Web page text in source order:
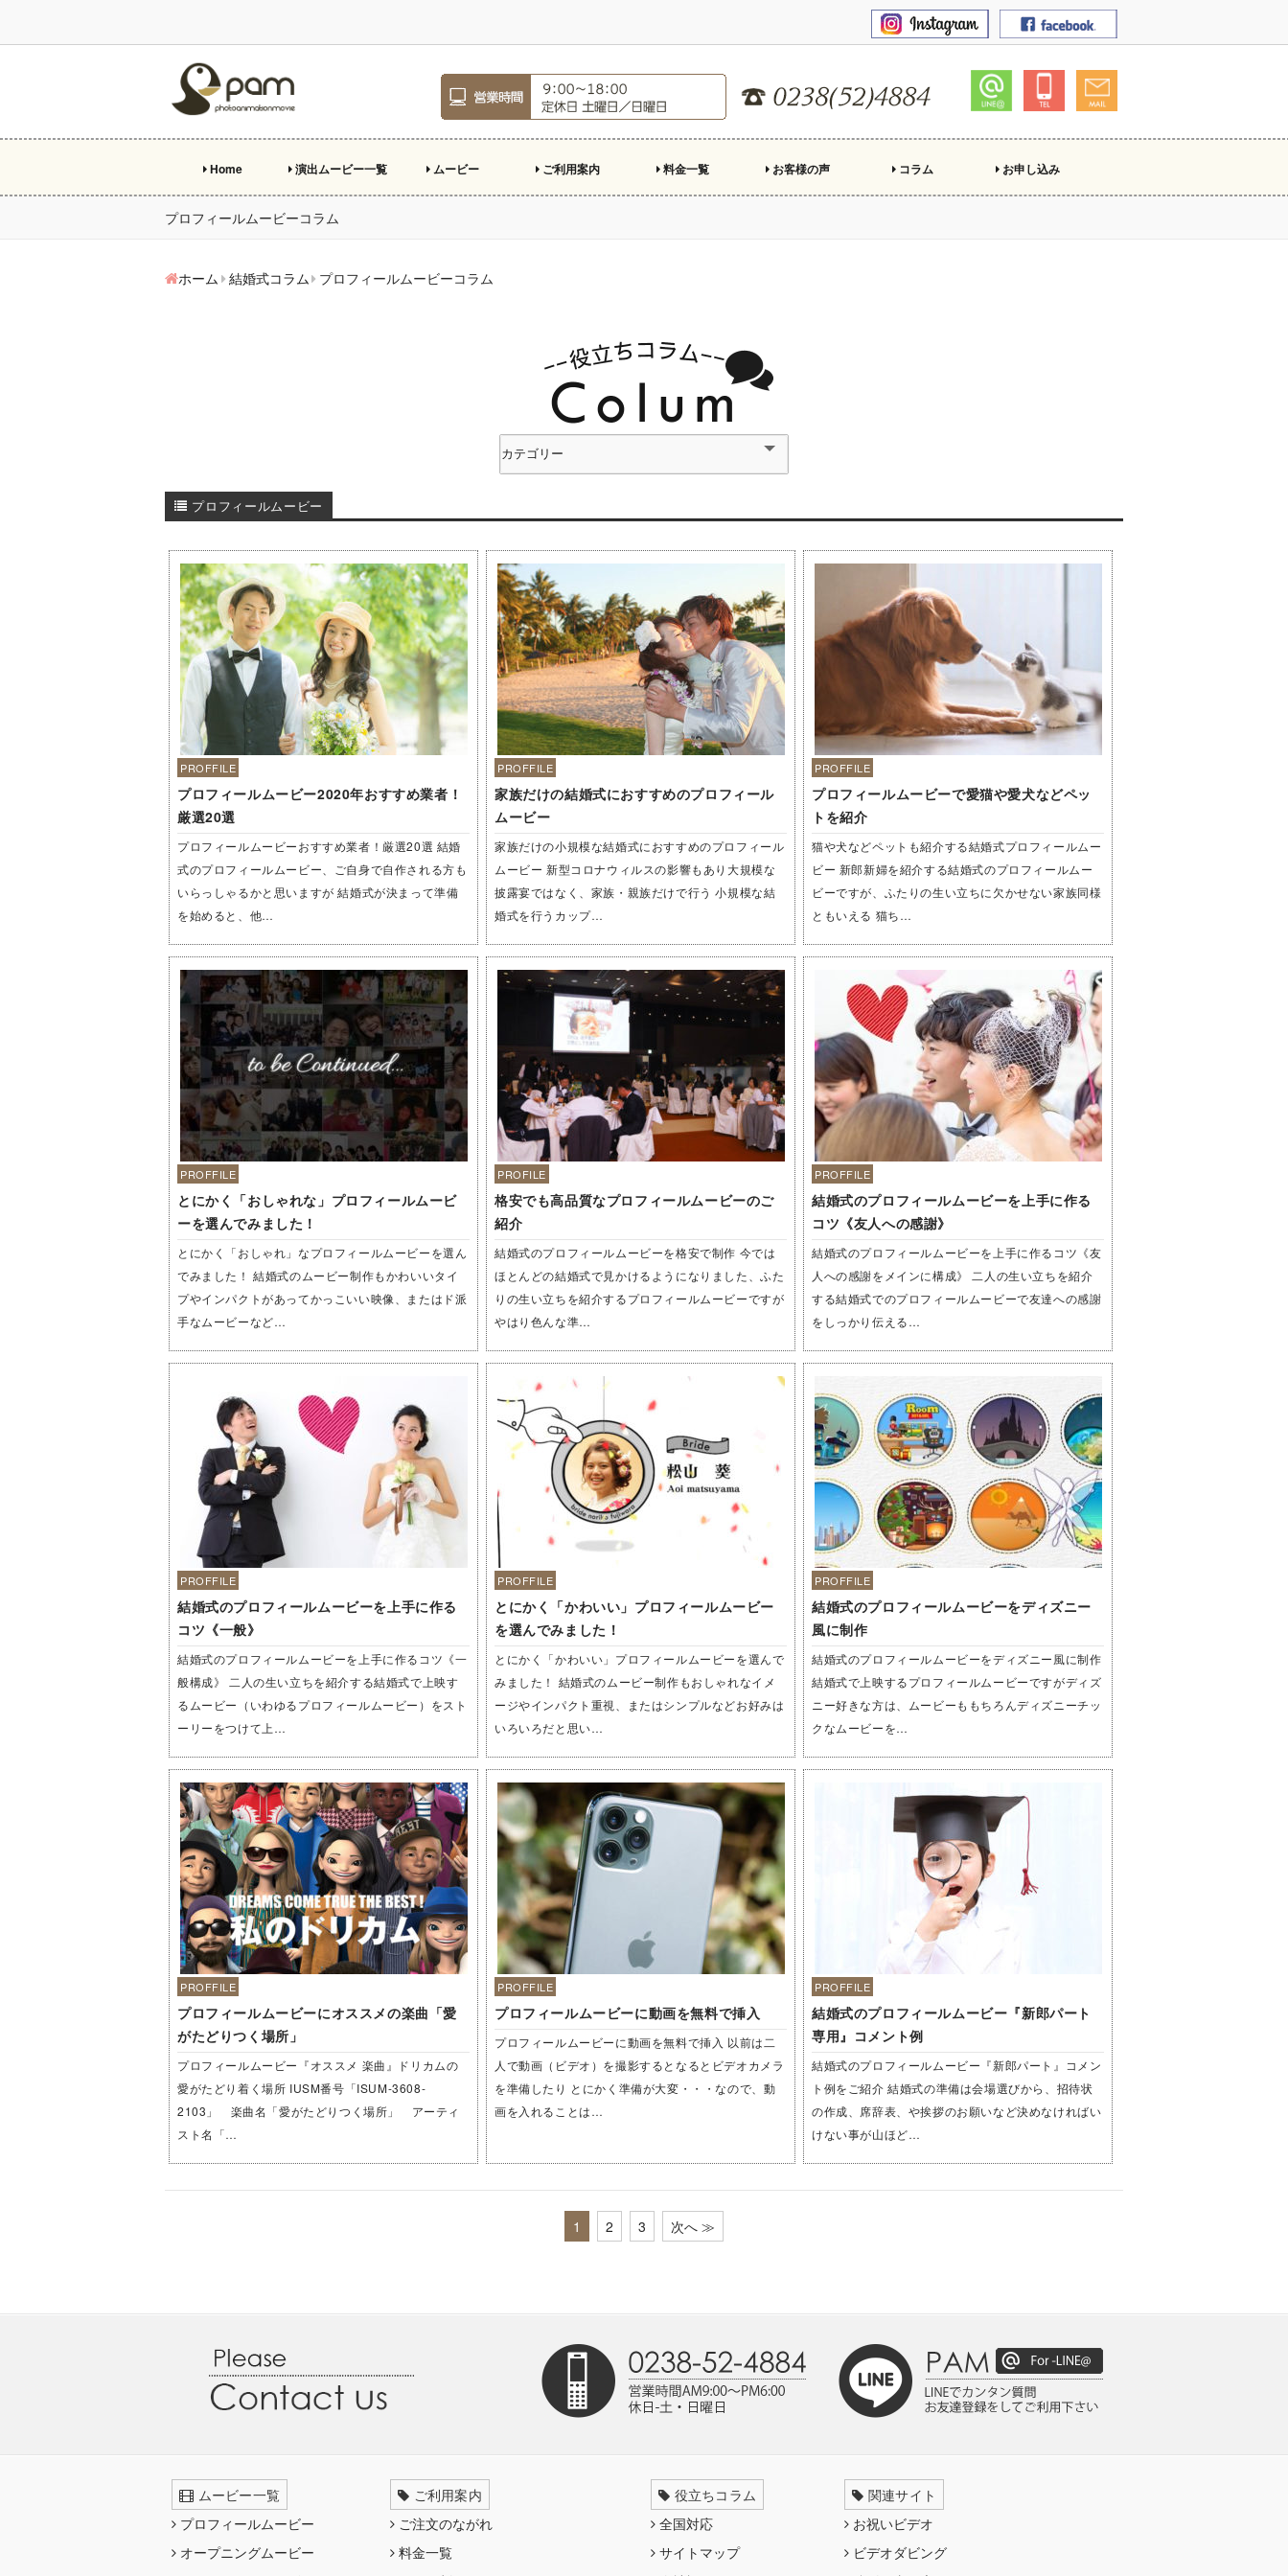
Home 演出ムービー一覧 ムービー ご利用案内 料金一覧 お客様の声 コラム お申し込み
プロフィールムービーコラム
ホーム 結婚式コラム プロフィールムービーコラム
プロフィールムービー
PROFFILE
プロフィールムービー2020年おすすめ業者！
厳選20選
プロフィールムービーおすすめ業者！厳選20選 結婚
式のプロフィールムービー、ご自身で自作される方も
いらっしゃるかと思いますが 結婚式が決まって準備
を始めると、他…
PROFFILE
家族だけの結婚式におすすめのプロフィール
ムービー
家族だけの小規模な結婚式におすすめのプロフィール
ムービー 新型コロナウィルスの影響もあり大規模な
披露宴ではなく、家族・親族だけで行う 小規模な結
婚式を行うカップ…
PROFFILE
プロフィールムービーで愛猫や愛犬などペッ
トを紹介
猫や犬などペットも紹介する結婚式プロフィールムー
ビー 新郎新婦を紹介する結婚式のプロフィールムー
ビーですが、ふたりの生い立ちに欠かせない家族同様
ともいえる 猫ち…
PROFFILE
とにかく「おしゃれな」プロフィールムービ
ーを選んでみました！
とにかく「おしゃれ」なプロフィールムービーを選ん
でみました！ 結婚式のムービー制作もかわいいタイ
プやインパクトがあってかっこいい映像、またはド派
手なムービーなど…
PROFILE
格安でも高品質なプロフィールムービーのご
紹介
結婚式のプロフィールムービーを格安で制作 今では
ほとんどの結婚式で見かけるようになりました、ふた
りの生い立ちを紹介するプロフィールムービーですが
やはり色んな準…
PROFFILE
結婚式のプロフィールムービーを上手に作る
コツ《友人への感謝》
結婚式のプロフィールムービーを上手に作るコツ《友
人への感謝をメインに構成》 二人の生い立ちを紹介
する結婚式でのプロフィールムービーで友達への感謝
をしっかり伝える…
PROFFILE
結婚式のプロフィールムービーを上手に作る
コツ《一般》
結婚式のプロフィールムービーを上手に作るコツ《一
般構成》 二人の生い立ちを紹介する結婚式で上映す
るムービー（いわゆるプロフィールムービー）をスト
ーリーをつけて上…
PROFFILE
とにかく「かわいい」プロフィールムービー
を選んでみました！
とにかく「かわいい」プロフィールムービーを選んで
みました！ 結婚式のムービー制作もおしゃれなイメ
ージやインパクト重視、またはシンプルなどお好みは
いろいろだと思い…
PROFFILE
結婚式のプロフィールムービーをディズニー
風に制作
結婚式のプロフィールムービーをディズニー風に制作
結婚式で上映するプロフィールムービーですがディズ
ニー好きな方は、ムービーももちろんディズニーチッ
クなムービーを…
PROFFILE
プロフィールムービーにオススメの楽曲「愛
がたどりつく場所」
プロフィールムービー『オススメ 楽曲』ドリカムの
愛がたどり着く場所 IUSM番号「ISUM-3608-
2103」 楽曲名「愛がたどりつく場所」 アーティ
スト名「…
PROFFILE
プロフィールムービーに動画を無料で挿入
プロフィールムービーに動画を無料で挿入 以前は二
人で動画（ビデオ）を撮影するとなるとビデオカメラ
を準備したり とにかく準備が大変・・・なので、動
画を入れることは…
PROFFILE
結婚式のプロフィールムービー『新郎パート
専用』コメント例
結婚式のプロフィールムービー『新郎パート』コメン
ト例をご紹介 結婚式の準備は会場選びから、招待状
の作成、席辞表、や挨拶のお願いなど決めなければい
けない事が山ほど…
1 2 3 次へ ≫
ムービー一覧
プロフィールムービー
オープニングムービー
ご利用案内
ご注文のながれ
料金一覧
役立ちコラム
全国対応
サイトマップ
関連サイト
お祝いビデオ
ビデオダビング